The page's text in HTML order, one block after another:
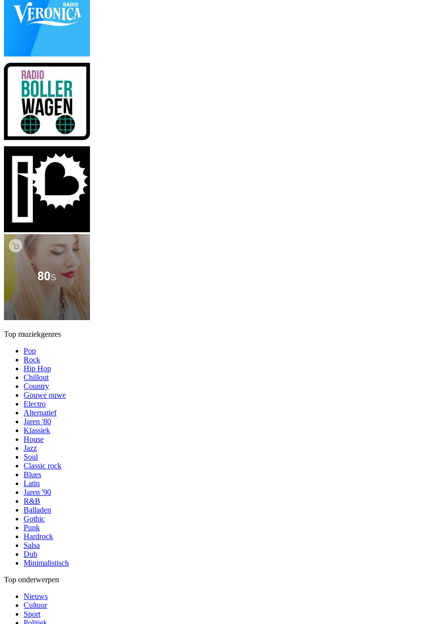
Top muziekgenres
Pop
Rock
Hip Hop
Chillout
Country
Gouwe ouwe
Electro
Alternatief
Jaren '80
Klassiek
House
Jazz
Soul
Classic rock
Blues
Latin
Jaren '90
R&B
Balladen
Gothic
Punk
Hardrock
Salsa
Dub
Minimalistisch
Top onderwerpen
Nieuws
Cultuur
Sport